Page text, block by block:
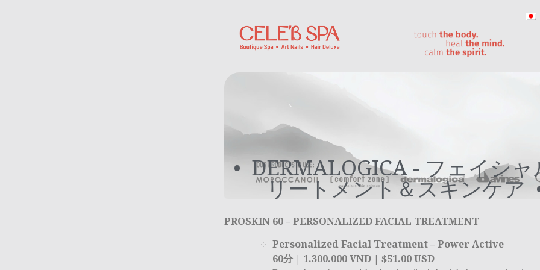
DERMALOGICA - フェイシ
リートメント＆スキンケア
PROSKIN 60 – PERSONALIZED FACIAL TREATMENT
Personalized Facial Treatment – Power Active
60分 | 1.300.000 VND | $51.00 USD